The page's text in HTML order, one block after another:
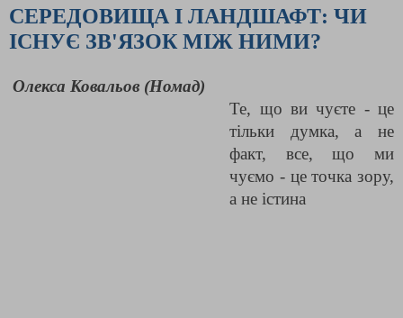
СЕРЕДОВИЩА І ЛАНДШАФТ: ЧИ
ІСНУЄ ЗВ'ЯЗОК МІЖ НИМИ?
Олекса Ковальов (Номад)
Те, що ви чуєте - це
тільки думка, а не
факт, все, що ми
чуємо - це точка зору,
а не істина